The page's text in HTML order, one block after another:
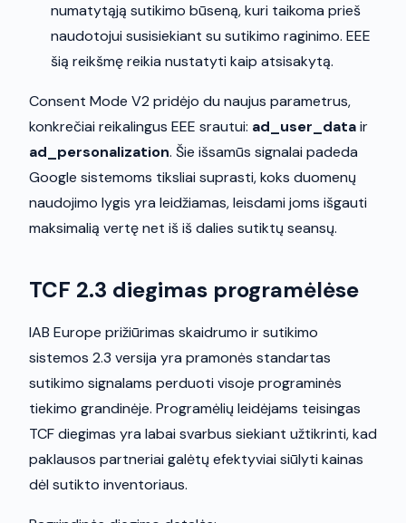
numatytąją sutikimo būseną, kuri taikoma prieš
naudotojui susisiekiant su sutikimo raginimo. EEE
šią reikšmę reikia nustatyti kaip atsisakytą.
Consent Mode V2 pridėjo du naujus parametrus,
konkrečiai reikalingus EEE srautui: ad_user_datair
ad_personalization. Šie išsamūs signalai padeda
Google sistemoms tiksliai suprasti, koks duomenų
naudojimo lygis yra leidžiamas, leisdami joms išgauti
maksimalią vertę net iš iš dalies sutiktų seansų.
TCF 2.3 diegimas programėlėse
IAB Europe prižiūrimas skaidrumo ir sutikimo
sistemos 2.3 versija yra pramonės standartas
sutikimo signalams perduoti visoje programinės
tiekimo grandinėje. Programėlių leidėjams teisingas
TCF diegimas yra labai svarbus siekiant užtikrinti, kad
paklausos partneriai galėtų efektyviai siūlyti kainas
dėl sutikto inventoriaus.